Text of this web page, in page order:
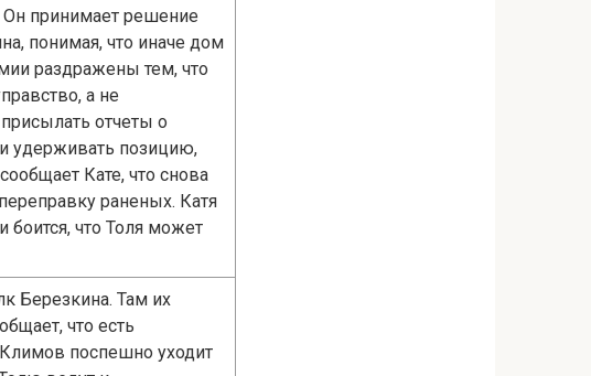
Он принимает решение
понимая, что иначе дом
раздражены тем, что
а не
отчеты о
удерживать позицию,
Кате, что снова
раненых. Катя
что Толя может
Березкина. Там их
что есть
поспешно уходит